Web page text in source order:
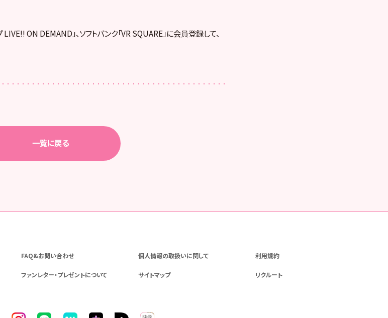
ON DEMAND」、ソフトバンク「VR SQUARE」に会員登録して、
一覧に戻る
FAQ&お問い合わせ 個人情報の取扱いに関して 利用規約
ファンレター・プレゼントについて サイトマップ リクルート